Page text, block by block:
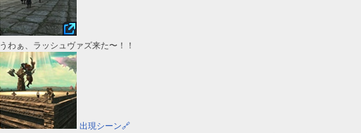
うわぁ、ラッシュヴァズ来た〜！！
出現シーン🔗